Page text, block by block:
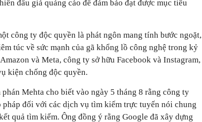
đấu giá quảng cáo để đảm bảo đạt được mục tiêu
công ty độc quyền là phát ngôn mang tính bước ngoặt,
túc về sức mạnh của gã khổng lồ công nghệ trong kỷ
và Meta, công ty sở hữu Facebook và Instagram,
kiện chống độc quyền.
Mehta cho biết vào ngày 5 tháng 8 rằng công ty
đối với các dịch vụ tìm kiếm trực tuyến nói chung
quả tìm kiếm. Ông đồng ý rằng Google đã xây dựng